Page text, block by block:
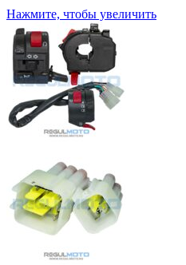
Нажмите, чтобы увеличить